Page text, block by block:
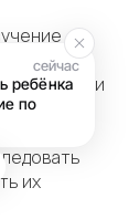
навыки и
такие
их
сейчас
ребёнка
по